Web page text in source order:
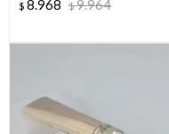
aplique central de oro.
$ 8.968 $9.964